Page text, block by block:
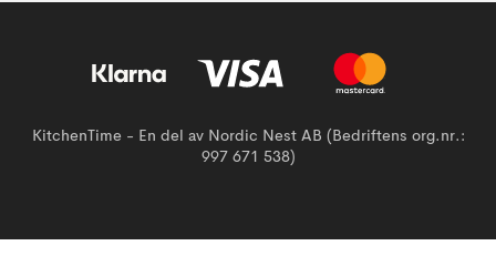
KitchenTime - En del av Nordic Nest AB (Bedriftens org.nr.:
997 671 538)